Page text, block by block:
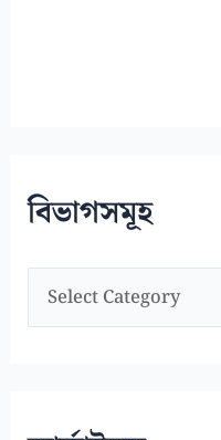
বিভাগসমূহ
ভা